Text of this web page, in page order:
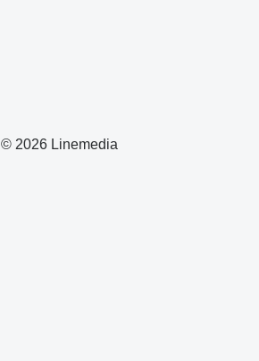
© 2026 Linemedia